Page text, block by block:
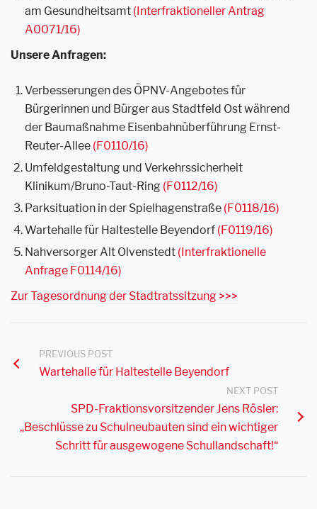
am Gesundheitsamt (Interfraktioneller Antrag
A0071/16)
Unsere Anfragen:
Verbesserungen des ÖPNV-Angebotes für
Bürgerinnen und Bürger aus Stadtfeld Ost während
der Baumaßnahme Eisenbahnüberführung Ernst-
Reuter-Allee (F0110/16)
Umfeldgestaltung und Verkehrssicherheit
Klinikum/Bruno-Taut-Ring (F0112/16)
Parksituation in der Spielhagenstraße (F0118/16)
Wartehalle für Haltestelle Beyendorf (F0119/16)
Nahversorger Alt Olvenstedt (Interfraktionelle
Anfrage F0114/16)
Zur Tagesordnung der Stadtratssitzung >>>
PREVIOUS POST
Wartehalle für Haltestelle Beyendorf
NEXT POST
SPD-Fraktionsvorsitzender Jens Rösler:
„Beschlüsse zu Schulneubauten sind ein wichtiger
Schritt für ausgewogene Schullandschaft!“